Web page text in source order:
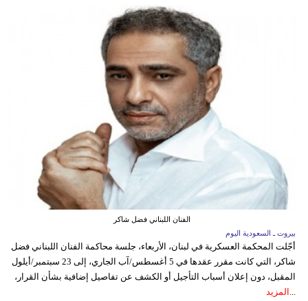
الفنان اللبناني فضل شاكر
بيروت ـ السعودية اليوم
أجّلت المحكمة العسكرية في لبنان، الأربعاء، جلسة محاكمة الفنان اللبناني فضل
شاكر، التي كانت مقرر عقدها في 5 أغسطس/آب الجاري، إلى 23 سبتمبر/أيلول
المقبل، دون إعلان أسباب التأجيل أو الكشف عن تفاصيل إضافية بشأن القرار،
المزيد